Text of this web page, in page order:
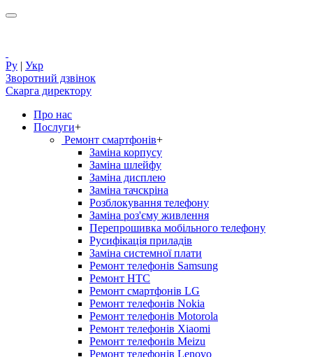
Ру | Укр
Зворотний дзвінок
Скарга директору
Про нас
Послуги+
Ремонт смартфонів+
Заміна корпусу
Заміна шлейфу
Заміна дисплею
Заміна тачскріна
Розблокування телефону
Заміна роз'єму живлення
Перепрошивка мобільного телефону
Русифікація приладів
Заміна системної плати
Ремонт телефонів Samsung
Ремонт HTC
Ремонт смартфонів LG
Ремонт телефонів Nokia
Ремонт телефонів Motorola
Ремонт телефонів Xiaomi
Ремонт телефонів Meizu
Ремонт телефонів Lenovo